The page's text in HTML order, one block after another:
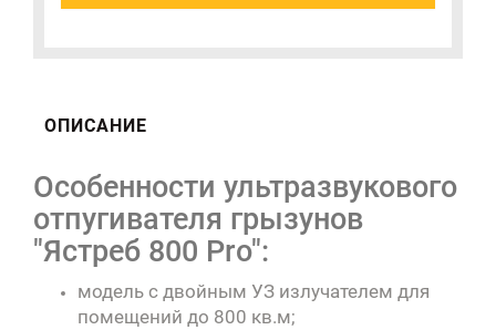
ОПИСАНИЕ
Особенности ультразвукового
отпугивателя грызунов
"Ястреб 800 Pro":
модель с двойным УЗ излучателем для
помещений до 800 кв.м;